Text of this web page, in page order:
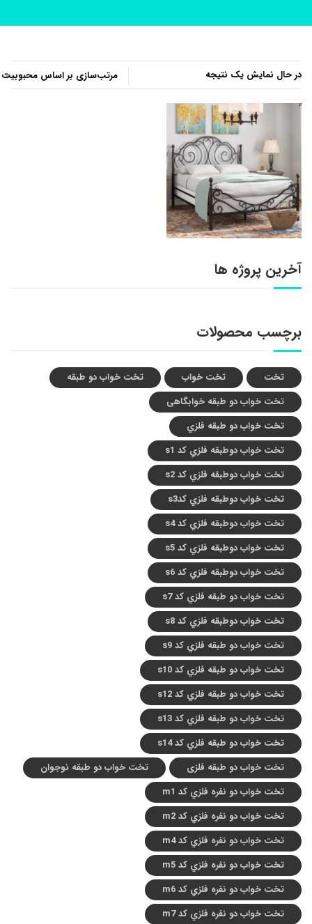
در حال نمایش یک نتیجه
آخرین پروژه ها
برچسب محصولات
تخت تخت خواب
تخت خواب دو طبقه
تخت خواب دو طبقه خوابگاهی
تخت خواب دو طبقه فلزي
تخت خواب دوطبقه فلزي کد s1
تخت خواب دوطبقه فلزي کد s2
تخت خواب دوطبقه فلزي کدs3
تخت خواب دوطبقه فلزي کد s4
تخت خواب دوطبقه فلزي کد s5
تخت خواب دوطبقه فلزي کد s6
تخت خواب دو طبقه فلزي کد s7
تخت خواب دوطبقه فلزي کد s8
تخت خواب دو طبقه فلزي کد s9
تخت خواب دو طبقه فلزي کد s10
تخت خواب دو طبقه فلزي کد s12
تخت خواب دو طبقه فلزي کد s13
تخت خواب دو طبقه فلزي کد s14
تخت خواب دو طبقه فلزی
تخت خواب دو طبقه نوجوان
تخت خواب دو نفره فلزي کد m1
تخت خواب دو نفره فلزي کد m2
تخت خواب دو نفره فلزي کد m4
تخت خواب دو نفره فلزي کد m5
تخت خواب دو نفره فلزي کد m6
تخت خواب دو نفره فلزي کد m7